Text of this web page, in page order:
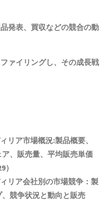
発表、買収などの競合の動
ァイリングし、その成長戦
リア市場概況:製品概要、
、販売量、平均販売単価
）
リア会社別の市場競争：製
競争状況と動向と販売